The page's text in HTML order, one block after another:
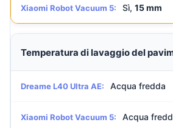
Xiaomi Robot Vacuum 5: Sì, 15 mm
Temperatura di lavaggio del
Dreame L40 Ultra AE: Acqua fredda
Xiaomi Robot Vacuum 5: Acqua